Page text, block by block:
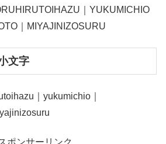
｜YUKUMICHIO
｜MIYAJINIZOSURU
文字
｜yukumichio｜